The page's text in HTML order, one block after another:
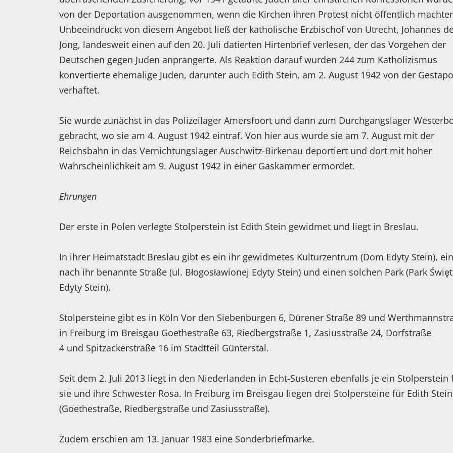
von der Deportation ausgenommen, wenn die Kirchen ihren Protest nicht öffentlich
Unbeeindruckt von diesem Angebot ließ der katholische Erzbischof von Utrecht, Johannes
Jong, landesweit einen auf den 20. Juli datierten Hirtenbrief verlesen, der das Vorgehen der
Deutschen gegen Juden anprangerte. Als Reaktion darauf wurden 244 zum Katholizismus
konvertierte ehemalige Juden, darunter auch Edith Stein, am 2. August 1942 von der Gestapo
verhaftet.
Sie wurde zunächst in das Polizeilager Amersfoort und dann zum Durchgangslager
gebracht, wo sie am 4. August 1942 eintraf. Von hier aus wurde sie am 7. August mit der
Reichsbahn in das Vernichtungslager Auschwitz-Birkenau deportiert und dort mit hoher
Wahrscheinlichkeit am 9. August 1942 in einer Gaskammer ermordet.
Ehrungen
Der erste in Polen verlegte Stolperstein ist Edith Stein gewidmet und liegt in Breslau.
In ihrer Heimatstadt Breslau gibt es ein ihr gewidmetes Kulturzentrum (Dom Edyty Stein),
nach ihr benannte Straße (ul. Błogosławionej Edyty Stein) und einen solchen Park (Park
Edyty Stein).
Stolpersteine gibt es in Köln Vor den Siebenburgen 6, Dürener Straße 89 und
in Freiburg im Breisgau Goethestraße 63, Riedbergstraße 1, Zasiusstraße 24, Dorfstraße
4 und Spitzackerstraße 16 im Stadtteil Günterstal.
Seit dem 2. Juli 2013 liegt in den Niederlanden in Echt-Susteren ebenfalls je ein Stolperstein
sie und ihre Schwester Rosa. In Freiburg im Breisgau liegen drei Stolpersteine für Edith Stein
(Goethestraße, Riedbergstraße und Zasiusstraße).
Zudem erschien am 13. Januar 1983 eine Sonderbriefmarke.